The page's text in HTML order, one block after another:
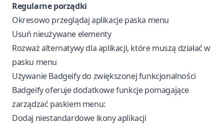
Regularne porządki
Okresowo przeglądaj aplikacje paska menu
Usuń nieużywane elementy
Rozważ alternatywy dla aplikacji, które muszą działać w
pasku menu
Używanie Badgeify do zwiększonej funkcjonalności
Badgeifyoferuje dodatkowe funkcje pomagające
zarządzać paskiem menu:
Dodaj niestandardowe ikony aplikacji